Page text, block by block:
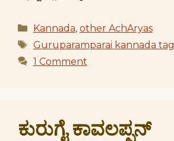
Categories
Kannada, other AchAryas
Tags
Guruparamparai kannada tag
1 Comment
ಕುರುಗೈ ಕಾವಲಪ್ಪನ್